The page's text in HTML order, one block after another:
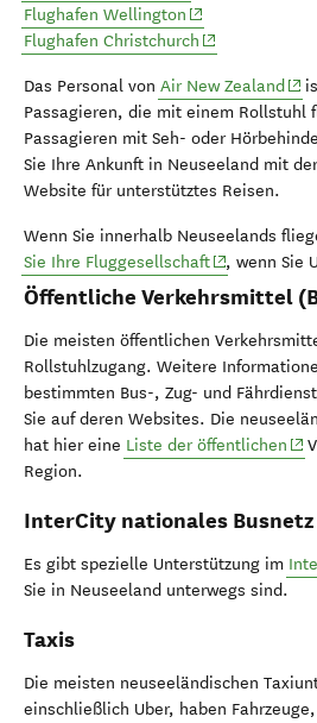
Flughafen Wellington (opens in new
Flughafen Christchurch (opens in new
Das Personal von Air New Zealand
Passagieren, die mit einem Rollstuhl
Passagieren mit Seh- oder
Sie Ihre Ankunft in Neuseeland mit
Website für unterstütztes Reisen.
Wenn Sie innerhalb Neuseelands
Sie Ihre Fluggesellschaft(opens in
, wenn Sie
Öffentliche Verkehrsmittel
Die meisten öffentlichen
Rollstuhlzugang. Weitere
bestimmten Bus-, Zug- und
Sie auf deren Websites. Die
hat hier eine Liste der öffentlichen
Region.
InterCity nationales Busnetz
Es gibt spezielle Unterstützung im
Sie in Neuseeland unterwegs sind.
Taxis
Die meisten neuseeländischen
einschließlich Uber, haben